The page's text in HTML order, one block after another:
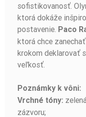
sofistikovanosť.
ktorá dokáže
postavenie. Paco
ktorá chce
krokom deklarovať
veľkosť.
Poznámky k vôni:
Vrchné tóny:
zázvoru;